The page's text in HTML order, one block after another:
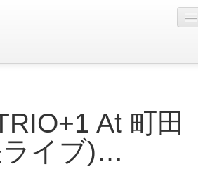
At 町田
ライブ)…